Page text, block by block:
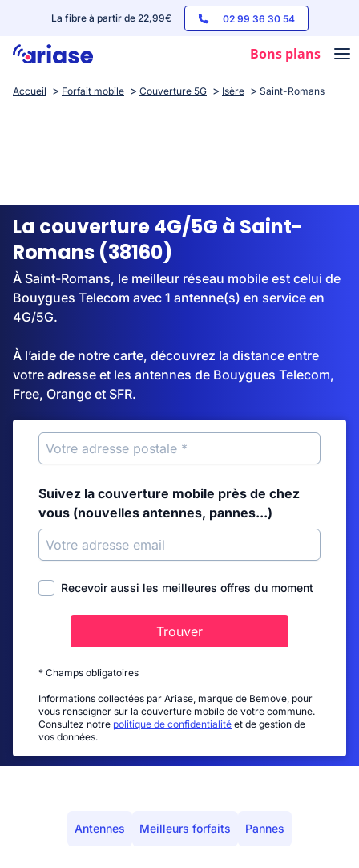
La fibre à partir de 22,99€ 02 99 36 30 54
Bons plans
Box internet
Streaming
Accueil Forfait mobile Couverture 5G Isère Saint-Romans
La couverture 4G/5G à Saint-
Romans (38160)
À Saint-Romans, le meilleur réseau mobile est celui de
Bouygues Telecom avec 1 antenne(s) en service en
4G/5G.
À l’aide de notre carte, découvrez la distance entre
votre adresse et les antennes de Bouygues Telecom,
Free, Orange et SFR.
Suivez la couverture mobile près de chez
vous (nouvelles antennes, pannes...)
Recevoir aussi les meilleures offres du moment
Trouver
* Champs obligatoires
Informations collectées par Ariase, marque de Bemove, pour
vous renseigner sur la couverture mobile de votre commune.
Consultez notre politique de confidentialité et de gestion de
vos données.
Antennes Meilleurs forfaits Pannes